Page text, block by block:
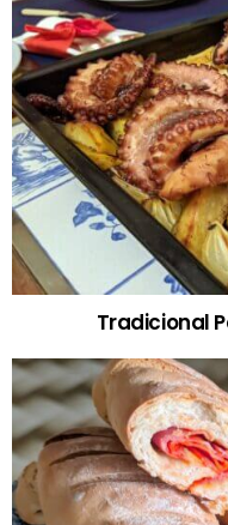
Tradicional